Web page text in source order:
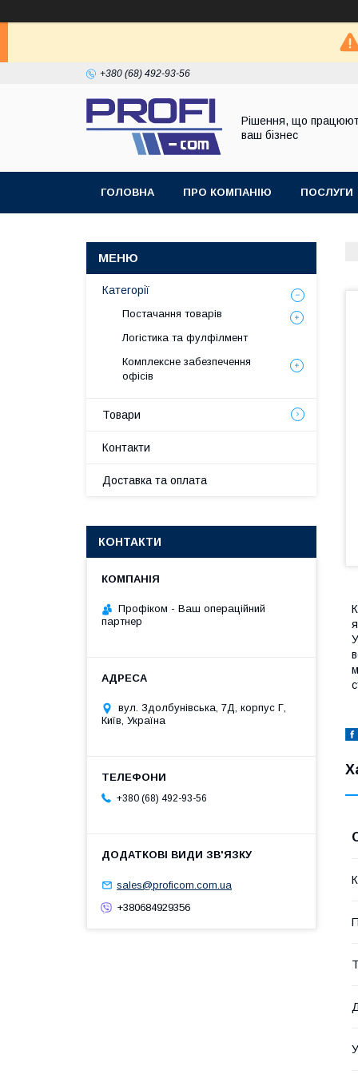
+380 (68) 492-93-56
Рішення, що
ваш бізнес
ГОЛОВНА ПРО КОМПАНІЮ ПОСЛУГИ
Категорії
Постачання товарів
Логістика та фулфілмент
Комплексне забезпечення
офісів
Товари
Контакти
Доставка та оплата
КОНТАКТИ
Профіком - Ваш операційний
партнер
вул. Здолбунівська, 7Д, корпус Г,
Київ, Україна
+380 (68) 492-93-56
sales@proficom.com.ua
+380684929356